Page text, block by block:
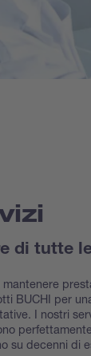
di tutte
mantenere
BUCHI per
I nostri
su decenni di